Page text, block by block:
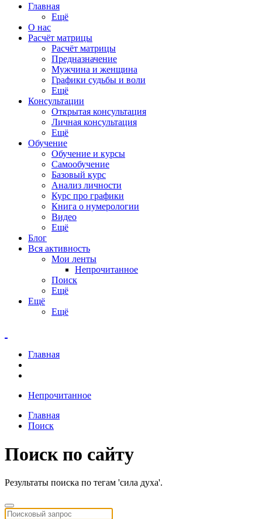
Главная
Ещё
О нас
Расчёт матрицы
Расчёт матрицы
Предназначение
Мужчина и женщина
Графики судьбы и воли
Ещё
Консультации
Открытая консультация
Личная консультация
Ещё
Обучение
Обучение и курсы
Самообучение
Базовый курс
Анализ личности
Курс про графики
Книга о нумерологии
Видео
Ещё
Блог
Вся активность
Мои ленты
Непрочитанное
Поиск
Ещё
Ещё
Ещё
Главная
Непрочитанное
Главная
Поиск
Поиск по сайту
Результаты поиска по тегам 'сила духа'.